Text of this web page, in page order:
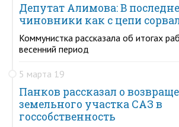
Депутат Алимова: В
чиновники как с цепи
Коммунистка рассказала об итогах
весенний период
5 марта 19
Панков рассказал о
земельного участка САЗ в
госсобственность